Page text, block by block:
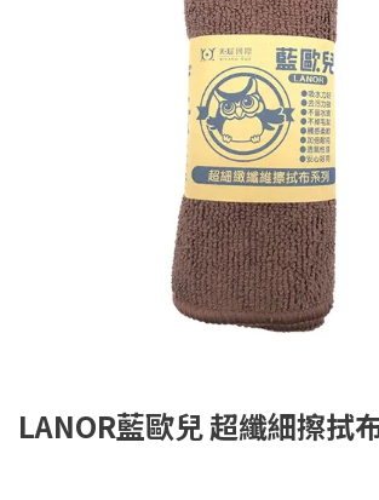
LANOR藍歐兒 超纖細擦拭